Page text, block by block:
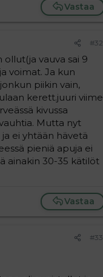
Vastaa
#32
ollut(ja vauva sai 9
voimat. Ja kun
piikin vain,
kerett.juuri viime
kivussa
Mutta nyt
ei yhtään hävetä
pieniä apuja ei
ainakin 30-35 kätilöt
Vastaa
#33